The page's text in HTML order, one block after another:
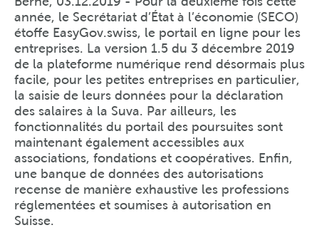
année, le Secrétariat d’État à l’économie (SECO)
étoffe EasyGov.swiss, le portail en ligne pour les
entreprises. La version 1.5 du 3 décembre 2019
de la plateforme numérique rend désormais plus
facile, pour les petites entreprises en particulier,
la saisie de leurs données pour la déclaration
des salaires à la Suva. Par ailleurs, les
fonctionnalités du portail des poursuites sont
maintenant également accessibles aux
associations, fondations et coopératives. Enfin,
une banque de données des autorisations
recense de manière exhaustive les professions
réglementées et soumises à autorisation en
Suisse.